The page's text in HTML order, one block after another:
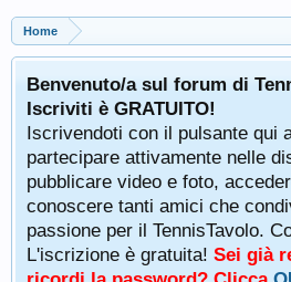
Home
Benvenuto/a sul forum di
Iscriviti è GRATUITO!
Iscrivendoti con il pulsante qui
partecipare attivamente nelle
pubblicare video e foto,
conoscere tanti amici che
passione per il TennisTavolo.
L'iscrizione è gratuita! Sei già